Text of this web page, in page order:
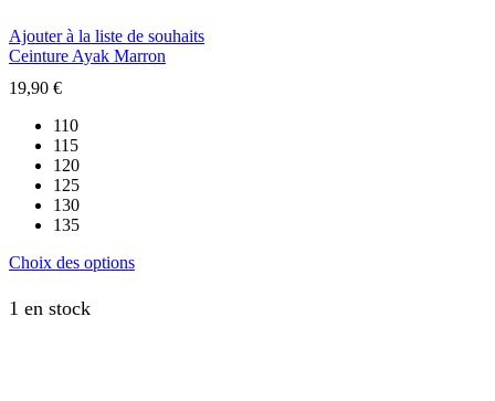
du
produit
Ajouter à la liste de souhaits
Ceinture Ayak Marron
19,90 €
110
115
120
125
130
135
Choix des optionsCe
1 en stock